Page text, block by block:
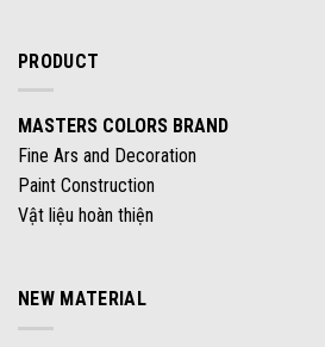
PRODUCT
MASTERS COLORS BRAND
Fine Ars and Decoration
Paint Construction
Vật liệu hoàn thiện
NEW MATERIAL